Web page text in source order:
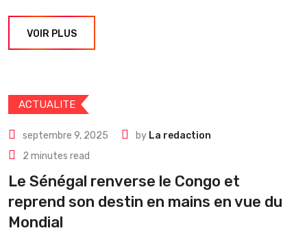
VOIR PLUS
ACTUALITE
septembre 9, 2025 by La redaction
2 minutes read
Le Sénégal renverse le Congo et
reprend son destin en mains en vue du
Mondial